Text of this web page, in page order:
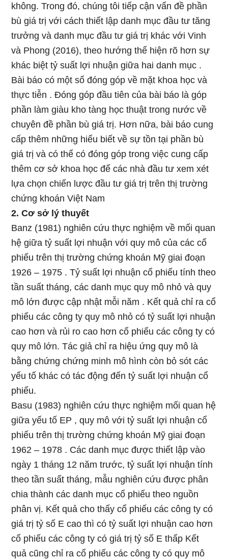
không. Trong đó, chúng tôi tiếp cận vấn đề phần
bù giá trị với cách thiết lập danh mục đầu tư tăng
trưởng và danh mục đầu tư giá trị khác với Vinh
và Phong (2016), theo hướng thể hiện rõ hơn sự
khác biệt tỷ suất lợi nhuận giữa hai danh mục .
Bài báo có một số đóng góp về mặt khoa học và
thực tiễn . Đóng góp đầu tiên của bài báo là góp
phần làm giàu kho tàng học thuật trong nước về
chuyên đề phần bù giá trị. Hơn nữa, bài báo cung
cấp thêm những hiểu biết về sự tồn tại phần bù
giá trị và có thể có đóng góp trong việc cung cấp
thêm cơ sở khoa học để các nhà đầu tư xem xét
lựa chọn chiến lược đầu tư giá trị trên thị trường
chứng khoán Việt Nam
2. Cơ sở lý thuyết
Banz (1981) nghiên cứu thực nghiệm về mối quan
hệ giữa tỷ suất lợi nhuận với quy mô của các cổ
phiếu trên thị trường chứng khoán Mỹ giai đoạn
1926 – 1975 . Tỷ suất lợi nhuận cổ phiếu tính theo
tần suất tháng, các danh mục quy mô nhỏ và quy
mô lớn được cập nhật mỗi năm . Kết quả chỉ ra cổ
phiếu các công ty quy mô nhỏ có tỷ suất lợi nhuận
cao hơn và rủi ro cao hơn cổ phiếu các công ty có
quy mô lớn. Tác giả chỉ ra hiệu ứng quy mô là
bằng chứng chứng minh mô hình còn bỏ sót các
yếu tố khác có tác động đến tỷ suất lợi nhuận cổ
phiếu.
Basu (1983) nghiên cứu thực nghiệm mối quan hệ
giữa yếu tố EP , quy mô với tỷ suất lợi nhuận cổ
phiếu trên thị trường chứng khoán Mỹ giai đoạn
1962 – 1978 . Các danh mục được thiết lập vào
ngày 1 tháng 12 năm trước, tỷ suất lợi nhuận tính
theo tần suất tháng, mẫu nghiên cứu được phân
chia thành các danh mục cổ phiếu theo nguồn
phân vị. Kết quả cho thấy cổ phiếu các công ty có
giá trị tỷ số E cao thì có tỷ suất lợi nhuận cao hơn
cổ phiếu các công ty có giá trị tỷ số E thấp Kết
quả cũng chỉ ra cổ phiếu các công ty có quy mô